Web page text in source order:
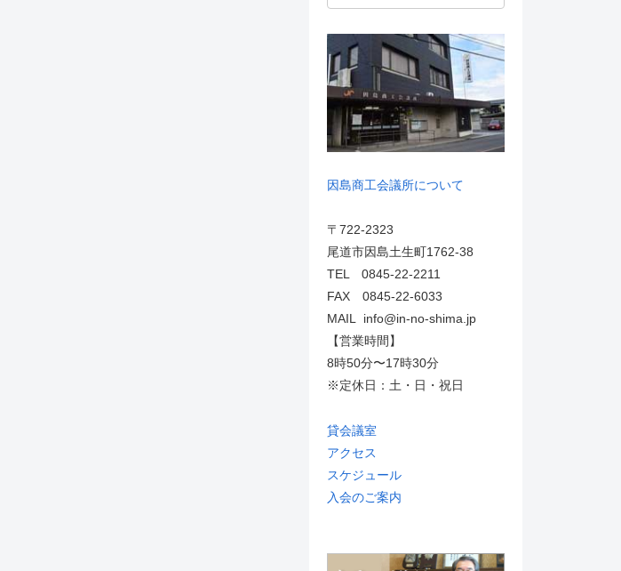
因島商工会議所について
〒722-2323
尾道市因島土生町1762-38
TEL 0845-22-2211
FAX 0845-22-6033
MAIL info@in-no-shima.jp
【営業時間】
8時50分〜17時30分
※定休日：土・日・祝日
貸会議室
アクセス
スケジュール
入会のご案内